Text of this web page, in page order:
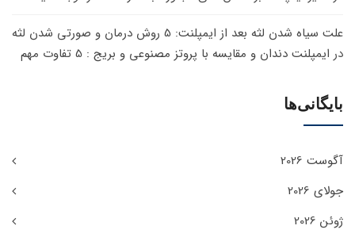
علت سیاه شدن لثه بعد از ایمپلنت: 5 روش درمان و صورتی شدن لثه
در ایمپلنت دندان و مقایسه با پروتز مصنوعی و بریج : 5 تفاوت مهم
بایگانی‌ها
آگوست 2026
جولای 2026
ژوئن 2026